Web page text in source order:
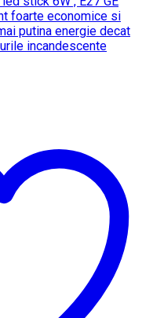
foarte economice si
putina energie decat
incandescente